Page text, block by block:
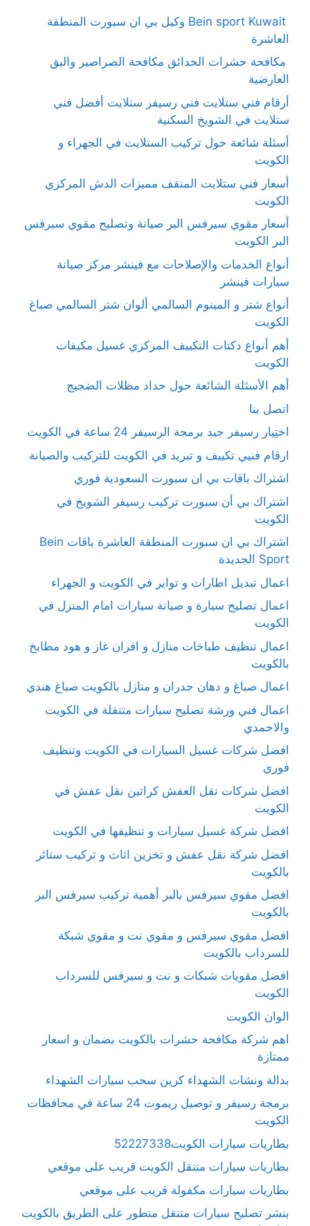
Bein sport Kuwait وكيل بي ان سبورت المنطقة
العاشرة
مكافحة حشرات الحدائق مكافحة الصراصير والبق
العارضية
أرقام فني ستلايت فني رسيفر ستلايت أفضل فني
ستلايت في الشويخ السكنية
أسئلة شائعة حول تركيب الستلايت في الجهراء و
الكويت
أسعار فني ستلايت المنقف مميزات الدش المركزي
الكويت
أسعار مقوي سيرفس البر صيانة وتصليح مقوي سيرفس
البر الكويت
أنواع الخدمات والإصلاحات مع فينشر مركز صيانة
سيارات فينشر
أنواع شتر و المينوم السالمي ألوان شتر السالمي صباغ
الكويت
أهم أنواع دكتات التكييف المركزي غسيل مكيفات
الكويت
أهم الأسئلة الشائعة حول حداد مظلات الضجيج
اتصل بنا
اختِيار رسيفر جيد برمجة الرسيفر 24 ساعة في الكويت
ارقام فنيي تكييف و تبريد في الكويت للتركيب والصيانة
اشتراك باقات بي ان سبورت السعودية فوري
اشتراك بي أن سبورت تركيب رسيفر الشويخ في
الكويت
اشتراك بي ان سبورت المنطقة العاشرة باقات Bein
Sport الجديدة
اعمال تبديل اطارات و تواير في الكويت و الجهراء
اعمال تصليح سيارة و صيانة سيارات امام المنزل في
الكويت
اعمال تنظيف طباخات منازل و افران غاز و هود مطابخ
بالكويت
اعمال صباغ و دهان جدران و منازل بالكويت صباغ هندي
اعمال فني ورشة تصليح سيارات متنقلة في الكويت
والاحمدي
افضل شركات غسيل السيارات في الكويت وتنظيف
فوري
افضل شركات نقل العفش كراتين نقل عفش في
الكويت
افضل شركة غسيل سيارات و تنظيفها في الكويت
افضل شركة نقل عفش و تخزين اثاث و تركيب ستائر
بالكويت
افضل مقوي سيرفس بالبر أهمية تركيب سيرفس البر
بالكويت
افضل مقوي سيرفس و مقوي نت و مقوي شبكة
للسرداب بالكويت
افضل مقويات شبكات و نت و سيرفس للسرداب
الكويت
الوان الكويت
اهم شركة مكافحة حشرات بالكويت بضمان و اسعار
ممتازة
بدالة ونشات الشهداء كرين سحب سيارات الشهداء
برمجة رسيفر و توصيل ريموت 24 ساعة في محافظات
الكويت
بطاريات سيارات الكويت52227338
بطاريات سيارات متنقل الكويت قريب على موقعي
بطاريات سيارات مكفولة قريب على موقعي
بنشر تصليح سيارات متنقل متطور على الطريق بالكويت